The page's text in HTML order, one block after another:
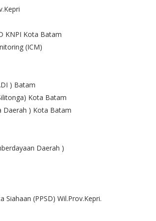
KNPI Kota Batam
(ICM)
) Batam
Kota Batam
Daerah ) Kota Batam
Daerah )
(PPSD) Wil.Prov.Kepri.